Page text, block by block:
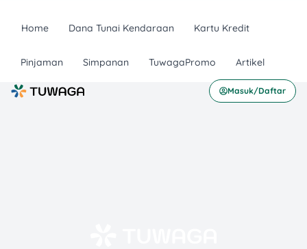
Home Dana Tunai Kendaraan Kartu Kredit
Pinjaman Simpanan TuwagaPromo Artikel
Masuk/Daftar